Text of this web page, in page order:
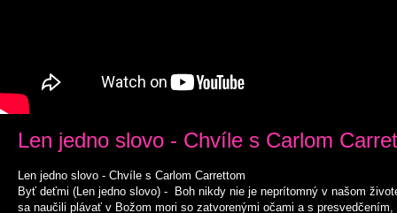
Len jedno slovo - Chvíle s Carlom
Len jedno slovo - Chvíle s Carlom Carrettom
Byť deťmi (Len jedno slovo) - Boh nikdy nie je neprítomný v našom
sa naučili plávať v Božom mori so zatvorenými očami a s